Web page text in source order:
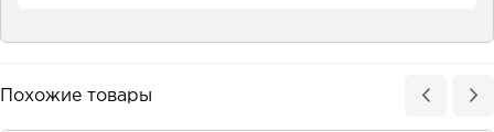
Похожие товары